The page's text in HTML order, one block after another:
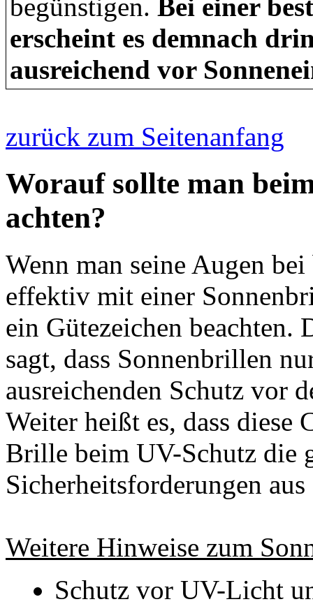
begünstigen. Bei einer
erscheint es demnach
ausreichend vor
zurück zum Seitenanfang
Worauf sollte man
achten?
Wenn man seine Augen
effektiv mit einer
ein Gütezeichen beachten.
sagt, dass Sonnenbrillen
ausreichenden Schutz vor
Weiter heißt es, dass diese
Brille beim UV-Schutz die
Sicherheitsforderungen
Weitere Hinweise zum
Schutz vor UV-Licht